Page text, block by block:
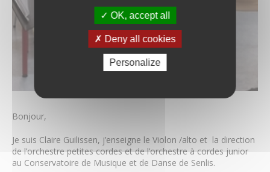
Ana Giurgiu-Bondue
Bénédicte Gerard
Claire Guilissen
Julien Le Roux
Carlos Marin
Cécile Saquet
Simon Schembri
Benoit Sergeur
Aude Sipieter
Bonjour,
Je suis Claire Guilissen, j’enseigne le Violon /alto et la direction
de l’orchestre petites cordes et de l’orchestre à cordes junior
au Conservatoire de Musique et de Danse de Senlis.
OK, accept all
Deny all cookies
Personalize